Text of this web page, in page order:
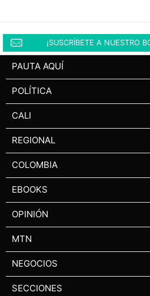
¡SUSCRÍBETE A NUESTRO
PAUTA AQUÍ
POLÍTICA
CALI
REGIONAL
COLOMBIA
EBOOKS
OPINIÓN
MTN
NEGOCIOS
SECCIONES